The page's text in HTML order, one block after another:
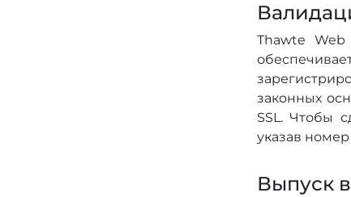
Thawte Web
законных
SSL. Чтобы
указав
Выпуск